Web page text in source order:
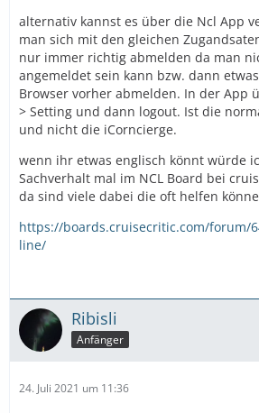
alternativ kannst es über die Ncl App
man sich mit den gleichen
nur immer richtig abmelden da man
angemeldet sein kann bzw. dann
Browser vorher abmelden. In der App
> Setting und dann logout. Ist die
und nicht die iCorncierge.
wenn ihr etwas englisch könnt würde
Sachverhalt mal im NCL Board bei
da sind viele dabei die oft helfen
https://boards.cruisecritic.com/forum/
line/
Ribisli
Anfänger
24. Juli 2021 um 11:36